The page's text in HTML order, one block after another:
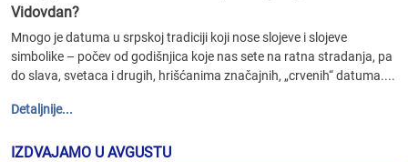
Vidovdan?
Mnogo je datuma u srpskoj tradiciji koji nose slojeve i slojeve
simbolike – počev od godišnjica koje nas sete na ratna stradanja, pa
do slava, svetaca i drugih, hrišćanima značajnih, „crvenih“ datuma....
Detaljnije...
IZDVAJAMO U AVGUSTU